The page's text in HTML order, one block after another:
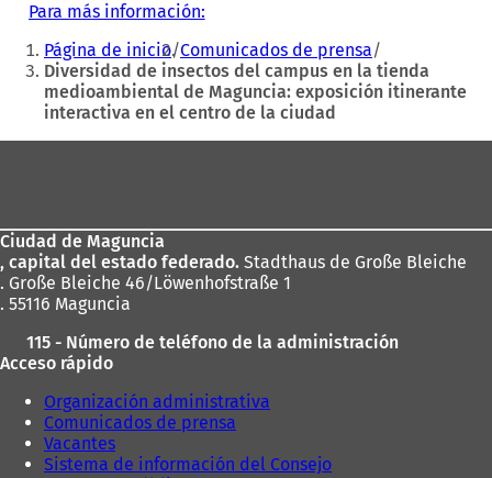
Para más información:
e
a
b
r
e
n
u
a
s
t
ñ
Estás
aquí:
Página de inicio Comunicados de prensa
Diversidad de insectos del campus en la tienda
medioambiental de Maguncia: exposición itinerante
interactiva en el centro de la ciudad
pies
Ciudad de Maguncia
, capital del estado federado. Stadthaus de Große Bleiche
. Große Bleiche 46/Löwenhofstraße 1
. 55116 Maguncia
115 - Número de teléfono de la administración
Acceso rápido
Organización administrativa
Comunicados de prensa
Vacantes
Sistema de información del Consejo